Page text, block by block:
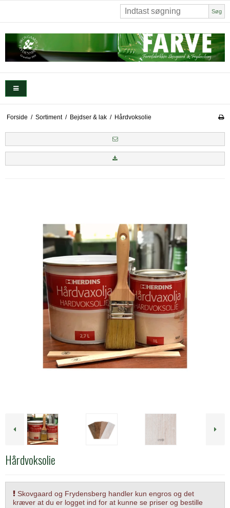
Søg
Forside / Sortiment / Bejdser & lak / Hårdvoksolie
Hårdvoksolie
Skovgaard og Frydensberg handler kun engros og det
kræver at du er logget ind for at kunne se priser og bestille